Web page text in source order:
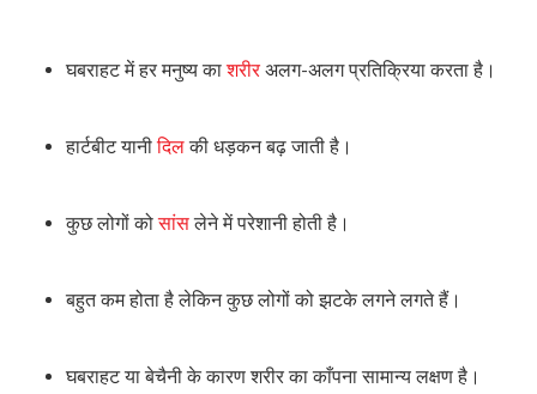
घबराहट में हर मनुष्य काशरीरअलग-अलग प्रतिक्रिया करता है।
हार्टबीट यानीदिलकी धड़कन बढ़ जाती है।
कुछ लोगों कोसांसलेने में परेशानी होती है।
बहुत कम होता है लेकिन कुछ लोगों को झटके लगने लगते हैं।
घबराहट या बेचैनी के कारण शरीर का काँपना सामान्य लक्षण है।